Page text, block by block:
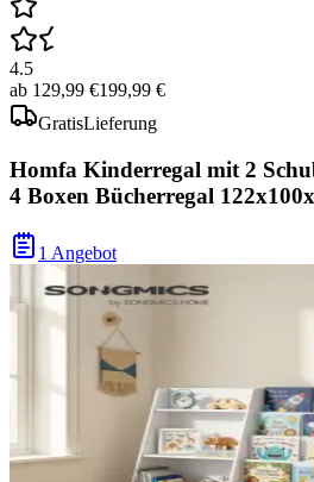
4.5
ab 129,99 €199,99 €
GratisLieferung
Homfa Kinderregal mit 2
4 Boxen Bücherregal
1 Angebot